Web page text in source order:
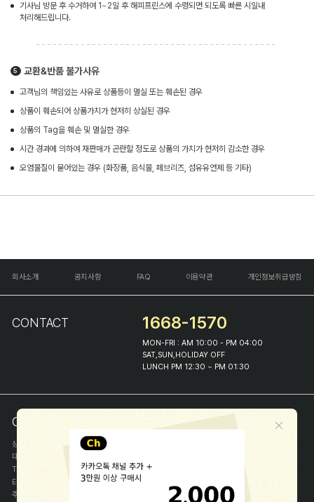
기사님 방문 후 수거하여 1~2일 후 해피프린스에 수령되면 되도록 빠른 시일내
처리해드립니다.
교환&반품 불가사유
고객님의 책임있는 사유로 상품등이 멸실 또는 훼손된 경우
상품이 훼손되어 상품가치가 현저히 상실된 경우
상품의 Tag을 훼손 및 멸실한 경우
시간 경과에 의하여 재판매가 곤란할 정도로 상품의 가치가 현저히 감소한 경우
오염물질이 묻어있는 경우 (화장품, 음식물, 페브리즈, 섬유유연제 등 기타)
회사소개 공지사항 FAQ 이용약관 개인정보취급방침
CONTACT 1668-1570
MON-FRI : AM 10:00 - PM 04:00
SAT,SUN,HOLIDAY OFF
LUNCH PM 12:30 ~ PM 01:30
COMPANY INFO
상호
(주)해피프린스
대표
TEL
1668-1570
E-MAIL
help@happyprince.co.kr
주소